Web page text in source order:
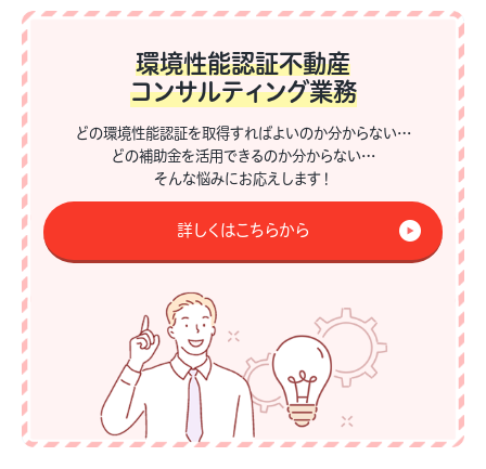
環境性能認証不動産
コンサルティング業務
どの環境性能認証を取得すればよいのか分からない…
どの補助金を活用できるのか分からない…
そんな悩みにお応えします！
詳しくはこちらから